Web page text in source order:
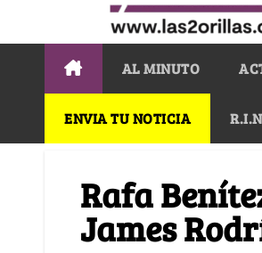
AL MINUTO
ENVIA TU NOTICIA
Rafa
James